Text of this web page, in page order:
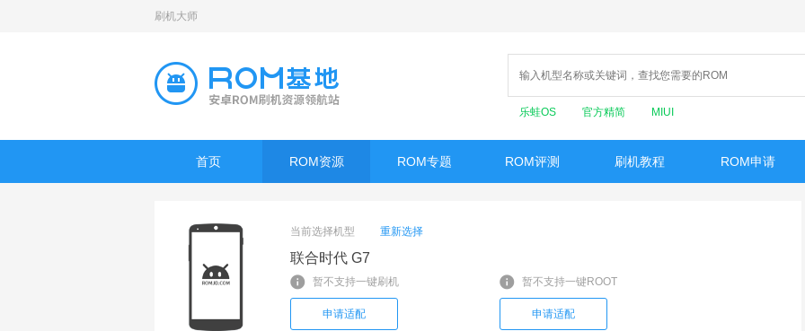
刷机大师
乐蛙OS 官方精简 MIUI
首页 ROM资源 ROM专题 ROM评测 刷机教程 ROM申请
当前选择机型 重新选择
联合时代 G7
暂不支持一键刷机
申请适配
暂不支持一键ROOT
申请适配